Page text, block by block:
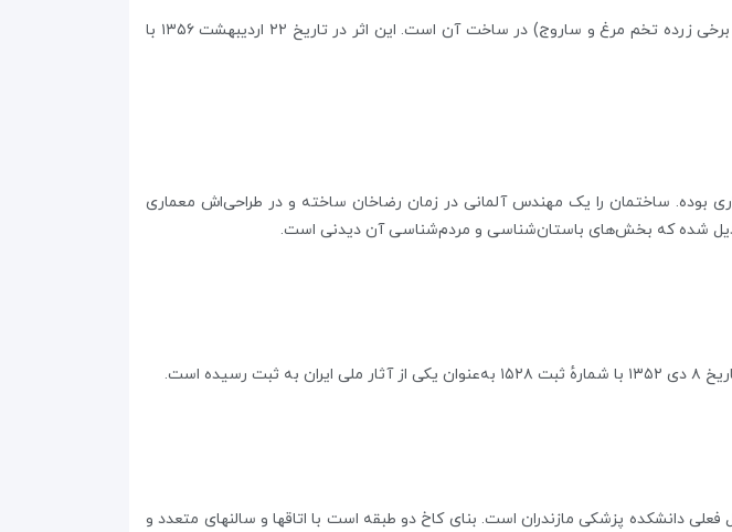
یکی از موارد شاخص این پل معماری صفوی بنا و استفاده از سفیده تخم مرغ (البته به گفته برخی زرده تخم مرغ و ساروج) در ساخت آن است. این اثر در تاریخ ۲۲ اردیبهشت ۱۳۵۶ با
بلدیه یا به اصطلاح امروز شهرداری بوده. ساختمان را یک مهندس آلمانی در زمان رضا‌خان ساخته و در طراحی‌اش معماری
است.
دانشکده پزشکی مازندران است. بنای کاخ دو طبقه است با اتاقها و سالنهای متعدد و